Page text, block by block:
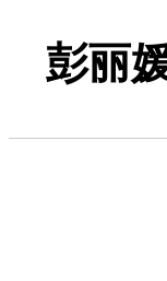
彭丽